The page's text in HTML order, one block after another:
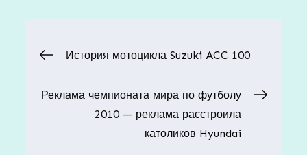
Навигация
по
записям
История мотоцикла Suzuki ACC 100
Реклама чемпионата мира по футболу
2010 — реклама расстроила
католиков Hyundai